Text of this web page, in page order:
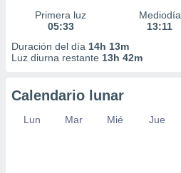
Primera luz
05:33
Mediodía
13:11
Duración del día 14h 13m
Luz diurna restante 13h 42m
Calendario lunar
Lun Mar Mié Jue